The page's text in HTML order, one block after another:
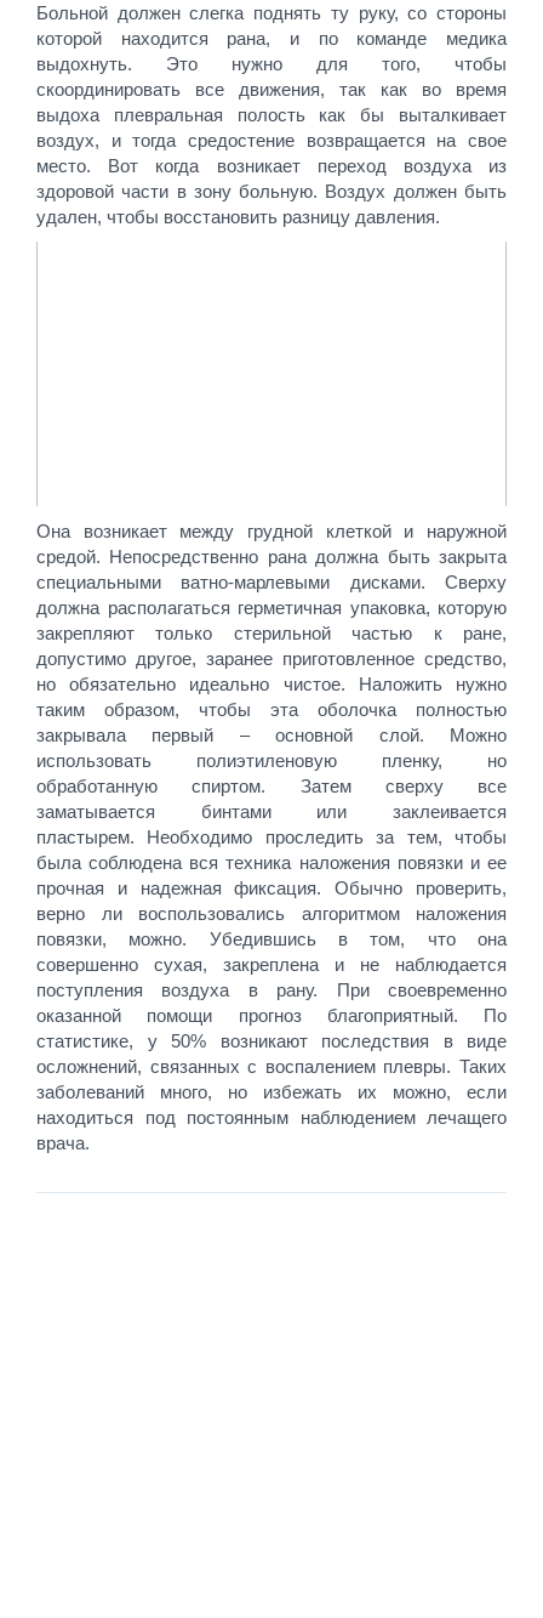
Больной должен слегка поднять ту руку, со стороны
которой находится рана, и по команде медика
выдохнуть. Это нужно для того, чтобы
скоординировать все движения, так как во время
выдоха плевральная полость как бы выталкивает
воздух, и тогда средостение возвращается на свое
место. Вот когда возникает переход воздуха из
здоровой части в зону больную. Воздух должен быть
удален, чтобы восстановить разницу давления.
Она возникает между грудной клеткой и наружной
средой. Непосредственно рана должна быть закрыта
специальными ватно-марлевыми дисками. Сверху
должна располагаться герметичная упаковка, которую
закрепляют только стерильной частью к ране,
допустимо другое, заранее приготовленное средство,
но обязательно идеально чистое. Наложить нужно
таким образом, чтобы эта оболочка полностью
закрывала первый – основной слой. Можно
использовать полиэтиленовую пленку, но
обработанную спиртом. Затем сверху все
заматывается бинтами или заклеивается
пластырем. Необходимо проследить за тем, чтобы
была соблюдена вся техника наложения повязки и ее
прочная и надежная фиксация. Обычно проверить,
верно ли воспользовались алгоритмом наложения
повязки, можно. Убедившись в том, что она
совершенно сухая, закреплена и не наблюдается
поступления воздуха в рану. При своевременно
оказанной помощи прогноз благоприятный. По
статистике, у 50% возникают последствия в виде
осложнений, связанных с воспалением плевры. Таких
заболеваний много, но избежать их можно, если
находиться под постоянным наблюдением лечащего
врача.